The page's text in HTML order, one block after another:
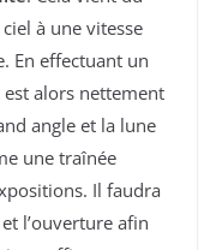
à une vitesse
En effectuant un
alors nettement
angle et la lune
une traînée
Il faudra
l’ouverture afin